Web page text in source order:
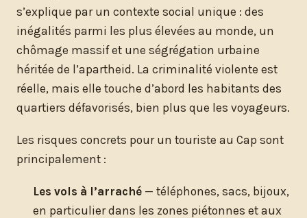
s’explique par un contexte social unique : des
inégalités parmi les plus élevées au monde, un
chômage massif et une ségrégation urbaine
héritée de l’apartheid. La criminalité violente est
réelle, mais elle touche d’abord les habitants des
quartiers défavorisés, bien plus que les voyageurs.
Les risques concrets pour un touriste au Cap sont
principalement :
Les vols à l’arraché — téléphones, sacs, bijoux,
en particulier dans les zones piétonnes et aux